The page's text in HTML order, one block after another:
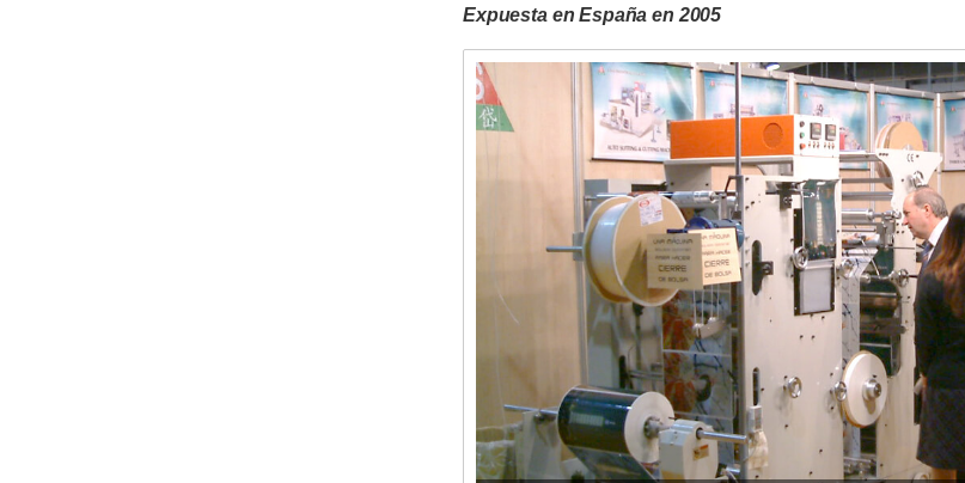
Expuesta en España en 2005